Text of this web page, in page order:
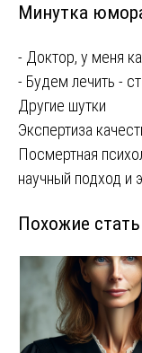
Минутка
- Доктор, у меня
- Будем лечить -
Другие шутки
Навигация
по
Экспертиза
Посмертная
научный подход и
Похожие